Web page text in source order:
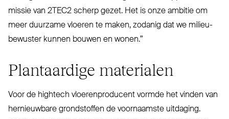
missie van 2TEC2 scherp gezet. Het is onze ambitie om
meer duurzame vloeren te maken, zodanig dat we mili­eu­
bewuster kunnen bouwen en wonen.”
Plant­aardige materialen
Voor de hightech vloe­ren­producent vormde het vinden van
her­nieuwbare grond­stoffen de voor­naamste uitdaging.